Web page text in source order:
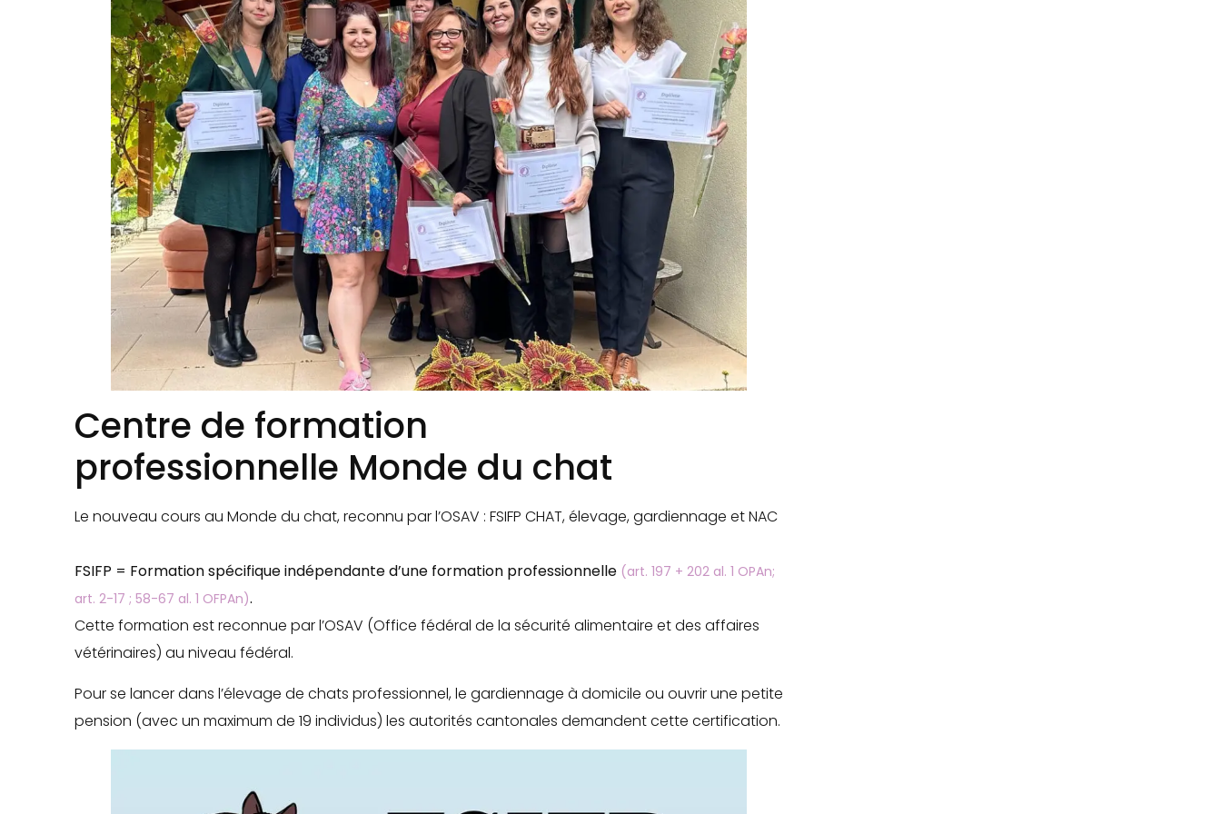
Centre de formation
professionnelle Monde du chat
Le nouveau cours au Monde du chat, reconnu par l’OSAV : FSIFP CHAT, élevage, gardiennage et NAC
FSIFP = Formation spécifique indépendante d’une formation professionnelle (art. 197 + 202 al. 1 OPAn;
art. 2-17 ; 58-67 al. 1 OFPAn).
Cette formation est reconnue par l’OSAV (Office fédéral de la sécurité alimentaire et des affaires
vétérinaires) au niveau fédéral.
Pour se lancer dans l’élevage de chats professionnel, le gardiennage à domicile ou ouvrir une petite
pension (avec un maximum de 19 individus) les autorités cantonales demandent cette certification.